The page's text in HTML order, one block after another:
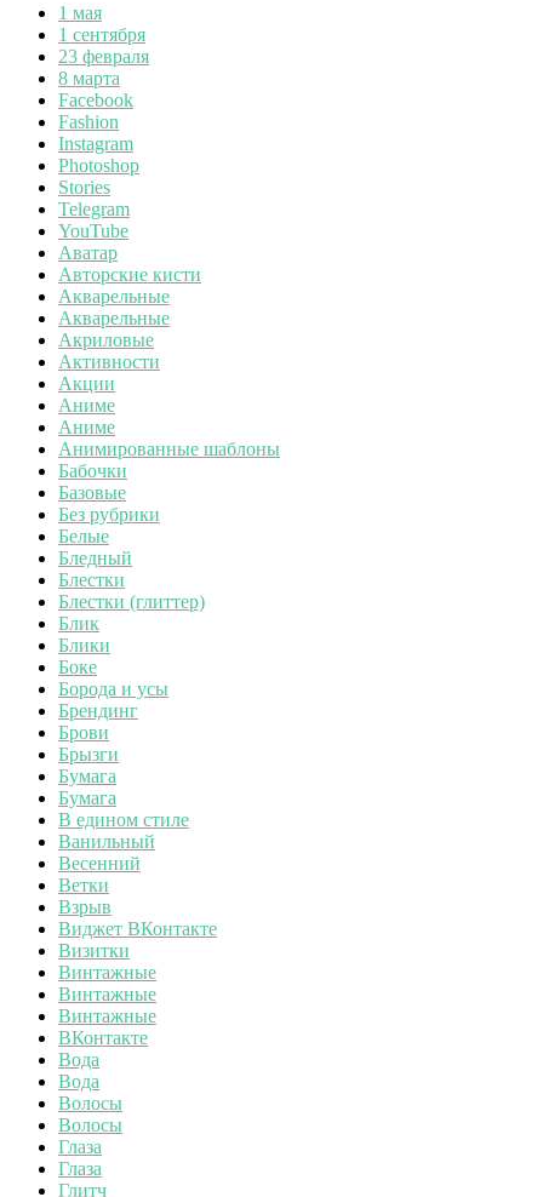
1 мая
1 сентября
23 февраля
8 марта
Facebook
Fashion
Instagram
Photoshop
Stories
Telegram
YouTube
Аватар
Авторские кисти
Акварельные
Акварельные
Акриловые
Активности
Акции
Аниме
Аниме
Анимированные шаблоны
Бабочки
Базовые
Без рубрики
Белые
Бледный
Блестки
Блестки (глиттер)
Блик
Блики
Боке
Борода и усы
Брендинг
Брови
Брызги
Бумага
Бумага
В едином стиле
Ванильный
Весенний
Ветки
Взрыв
Виджет ВКонтакте
Визитки
Винтажные
Винтажные
Винтажные
ВКонтакте
Вода
Вода
Волосы
Волосы
Глаза
Глаза
Глитч